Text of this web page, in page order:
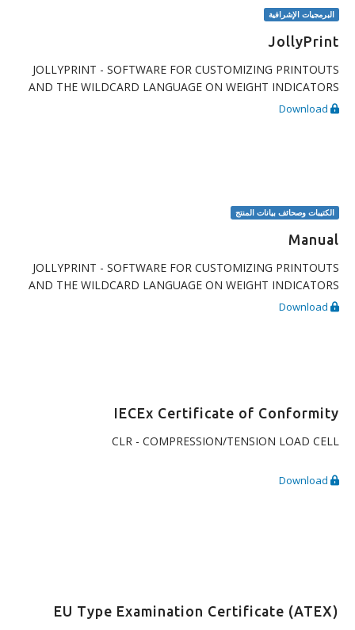
البرمجيات الإشرافية
JollyPrint
JOLLYPRINT - SOFTWARE FOR CUSTOMIZING PRINTOUTS
AND THE WILDCARD LANGUAGE ON WEIGHT INDICATORS
الكتيبات وصحائف بيانات المنتج
Manual
JOLLYPRINT - SOFTWARE FOR CUSTOMIZING PRINTOUTS
AND THE WILDCARD LANGUAGE ON WEIGHT INDICATORS
IECEx Certificate of Conformity
CLR - COMPRESSION/TENSION LOAD CELL
EU Type Examination Certificate (ATEX)